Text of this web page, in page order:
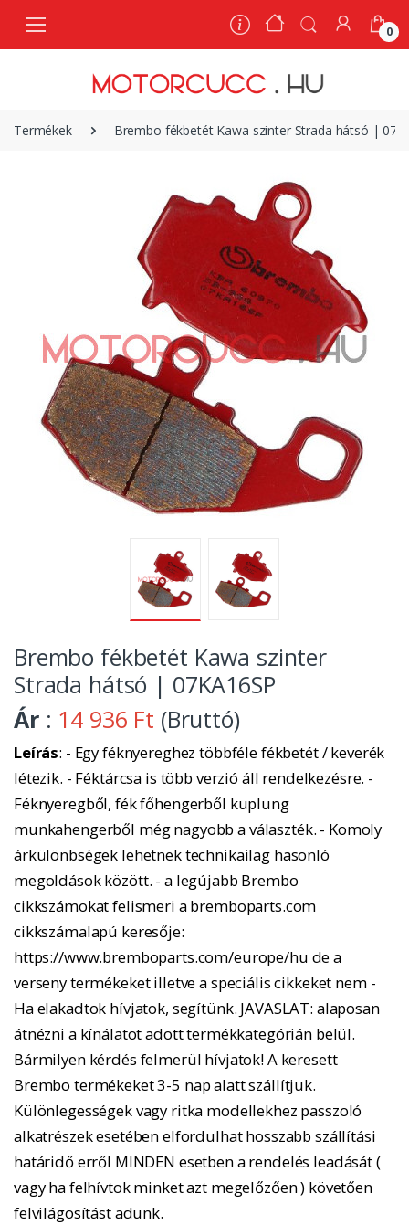
0
Termékek Brembo fékbetét Kawa szinter Strada hátsó |
Brembo fékbetét Kawa szinter
Strada hátsó | 07KA16SP
Ár : 14 936 Ft (Bruttó)
Leírás: - Egy féknyereghez többféle fékbetét / keverék
létezik. - Féktárcsa is több verzió áll rendelkezésre. -
Féknyeregből, fék főhengerből kuplung
munkahengerből még nagyobb a választék. - Komoly
árkülönbségek lehetnek technikailag hasonló
megoldások között. - a legújabb Brembo
cikkszámokat felismeri a bremboparts.com
cikkszámalapú keresője:
https://www.bremboparts.com/europe/hu de a
verseny termékeket illetve a speciális cikkeket nem -
Ha elakadtok hívjatok, segítünk. JAVASLAT: alaposan
átnézni a kínálatot adott termékkategórián belül.
Bármilyen kérdés felmerül hívjatok! A keresett
Brembo termékeket 3-5 nap alatt szállítjuk.
Különlegességek vagy ritka modellekhez passzoló
alkatrészek esetében elfordulhat hosszabb szállítási
határidő erről MINDEN esetben a rendelés leadását (
vagy ha felhívtok minket azt megelőzően ) követően
felvilágosítást adunk.
0